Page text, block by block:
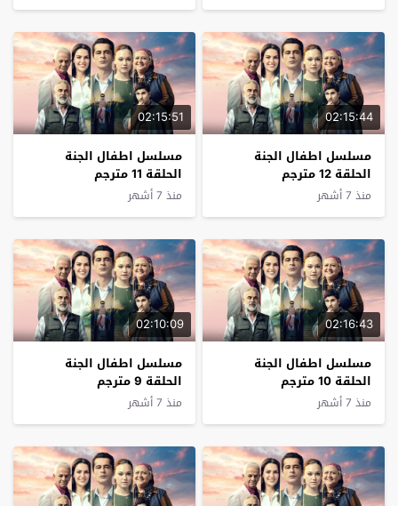
02:15:44
مسلسل اطفال الجنة
الحلقة 12 مترجم
منذ 7 أشهر
02:15:51
مسلسل اطفال الجنة
الحلقة 11 مترجم
منذ 7 أشهر
02:16:43
مسلسل اطفال الجنة
الحلقة 10 مترجم
منذ 7 أشهر
02:10:09
مسلسل اطفال الجنة
الحلقة 9 مترجم
منذ 7 أشهر